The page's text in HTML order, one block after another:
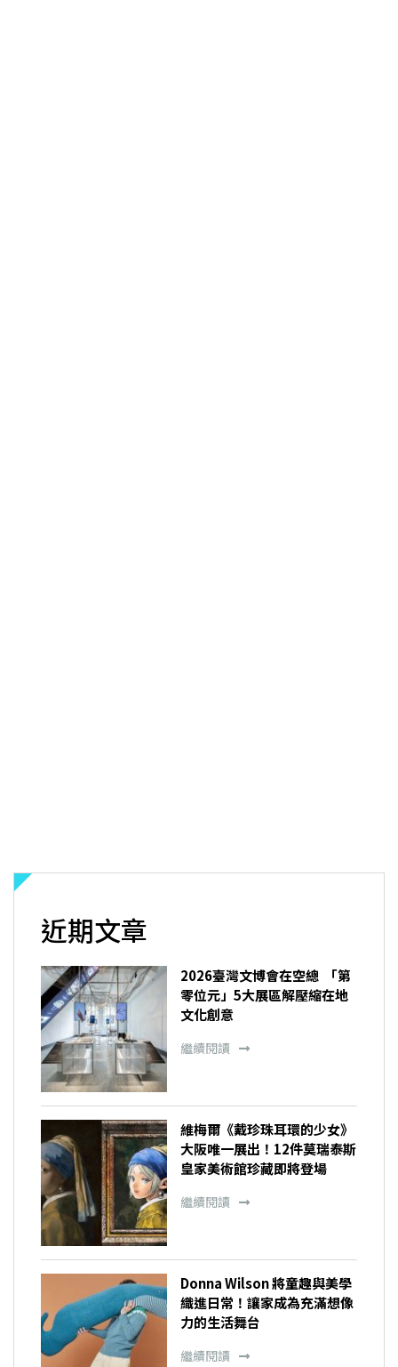
近期文章
2026臺灣文博會在空總 「第
零位元」5大展區解壓縮在地
文化創意
繼續閱讀
維梅爾《戴珍珠耳環的少女》
大阪唯一展出！12件莫瑞泰斯
皇家美術館珍藏即將登場
繼續閱讀
Donna Wilson 將童趣與美學
織進日常！讓家成為充滿想像
力的生活舞台
繼續閱讀